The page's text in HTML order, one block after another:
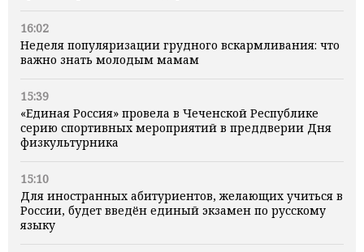
16:02
Неделя популяризации грудного вскармливания: что
важно знать молодым мамам
15:39
«Единая Россия» провела в Чеченской Республике
серию спортивных мероприятий в преддверии Дня
физкультурника
15:10
Для иностранных абитуриентов, желающих учиться в
России, будет введён единый экзамен по русскому
языку